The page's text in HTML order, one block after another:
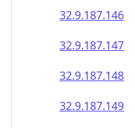
32.9.187.146
32.9.187.147
32.9.187.148
32.9.187.149